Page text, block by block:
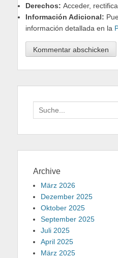
Derechos: Acceder,
Información Adicional:
información detallada en la
Suche
für:
Archive
März 2026
Dezember 2025
Oktober 2025
September 2025
Juli 2025
April 2025
März 2025